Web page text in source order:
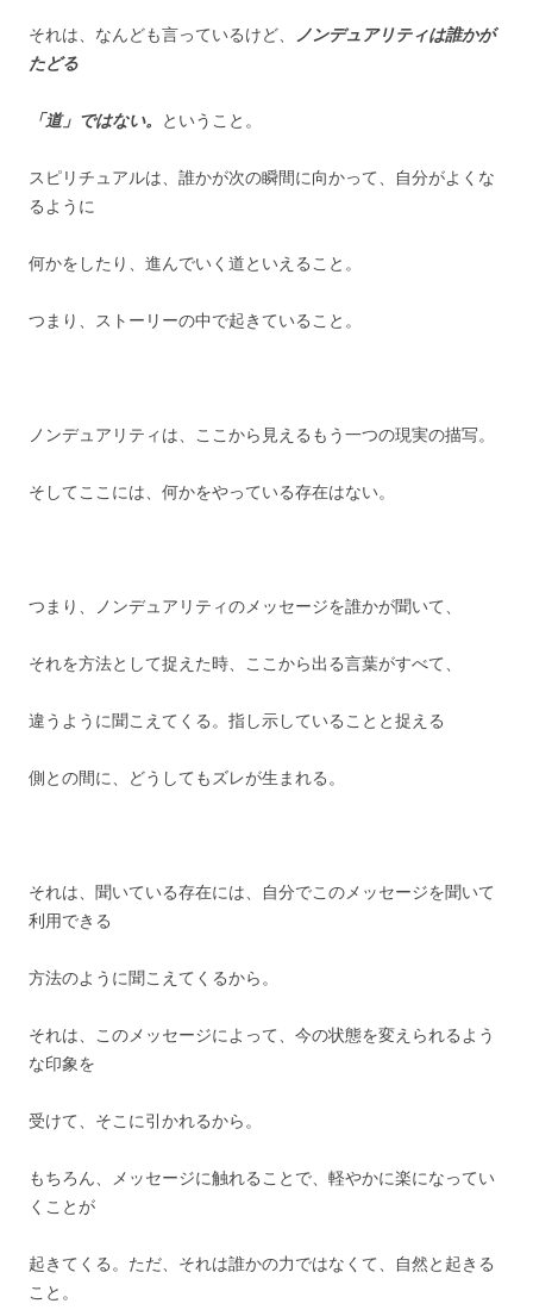
それは、なんども言っているけど、
ノンデュアリティは誰かが
たどる
「道」ではない。 ということ。
スピリチュアルは、誰かが次の瞬間に向かって、自分がよくな
るように
何かをしたり、進んでいく道といえること。
つまり、ストーリーの中で起きていること。
ノンデュアリティは、ここから見えるもう一つの現実の描写。
そしてここには、何かをやっている存在はない。
つまり、ノンデュアリティのメッセージを誰かが聞いて、
それを方法として捉えた時、ここから出る言葉がすべて、
違うように聞こえてくる。指し示していることと捉える
側との間に、どうしてもズレが生まれる。
それは、聞いている存在には、自分でこのメッセージを聞いて
利用できる
方法のように聞こえてくるから。
それは、このメッセージによって、今の状態を変えられるよう
な印象を
受けて、そこに引かれるから。
もちろん、メッセージに触れることで、軽やかに楽になってい
くことが
起きてくる。ただ、それは誰かの力ではなくて、自然と起きる
こと。